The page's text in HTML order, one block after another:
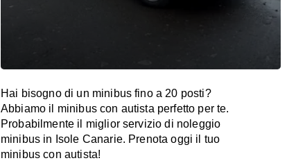
Hai bisogno di un minibus fino a 20 posti?
Abbiamo il minibus con autista perfetto per te.
Probabilmente il miglior servizio di noleggio
minibus in Isole Canarie. Prenota oggi il tuo
minibus con autista!